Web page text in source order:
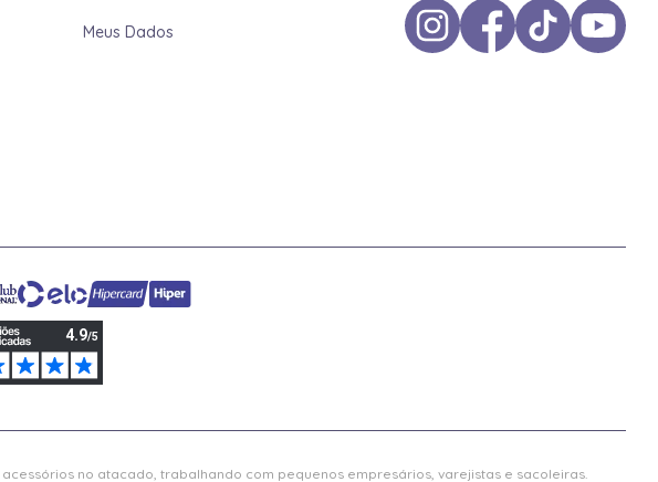
Meus Dados
no atacado, trabalhando com pequenos empresários, varejistas e sacoleiras.